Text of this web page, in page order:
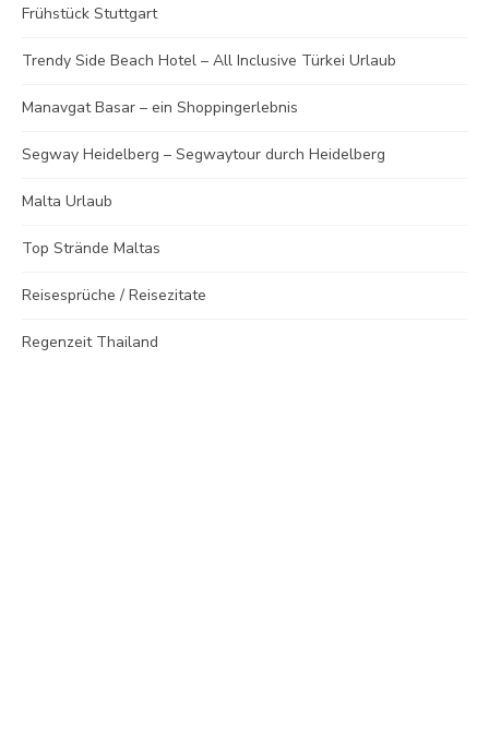
Frühstück Stuttgart
Trendy Side Beach Hotel – All Inclusive Türkei Urlaub
Manavgat Basar – ein Shoppingerlebnis
Segway Heidelberg – Segwaytour durch Heidelberg
Malta Urlaub
Top Strände Maltas
Reisesprüche / Reisezitate
Regenzeit Thailand